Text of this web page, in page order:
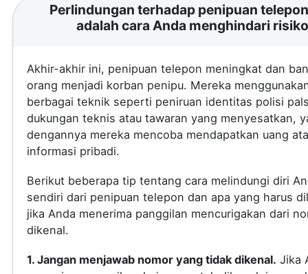
Perlindungan terhadap penipuan
adalah cara Anda menghindari risiko
Akhir-akhir ini, penipuan telepon meningkat dan
orang menjadi korban penipu. Mereka
berbagai teknik seperti peniruan identitas polisi
dukungan teknis atau tawaran yang menyesatkan,
dengannya mereka mencoba mendapatkan uang
informasi pribadi.
Berikut beberapa tip tentang cara melindungi diri
sendiri dari penipuan telepon dan apa yang harus
jika Anda menerima panggilan mencurigakan dari
dikenal.
1. Jangan menjawab nomor yang tidak dikenal. Jika